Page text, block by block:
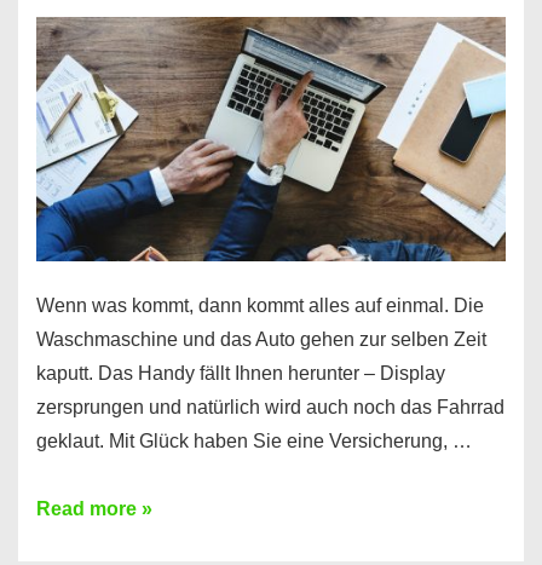
Wenn was kommt, dann kommt alles auf einmal. Die
Waschmaschine und das Auto gehen zur selben Zeit
kaputt. Das Handy fällt Ihnen herunter – Display
zersprungen und natürlich wird auch noch das Fahrrad
geklaut. Mit Glück haben Sie eine Versicherung, …
Ferratum
Read more »